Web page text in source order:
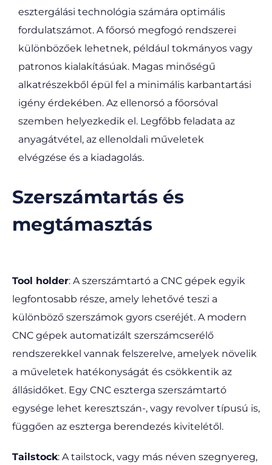
esztergálási technológia számára optimális
fordulatszámot. A főorsó megfogó rendszerei
különbözőek lehetnek, például tokmányos vagy
patronos kialakításúak. Magas minőségű
alkatrészekből épül fel a minimális karbantartási
igény érdekében. Az ellenorsó a főorsóval
szemben helyezkedik el. Legfőbb feladata az
anyagátvétel, az ellenoldali műveletek
elvégzése és a kiadagolás.
Szerszámtartás és
megtámasztás
Tool holder: A szerszámtartó a CNC gépek egyik
legfontosabb része, amely lehetővé teszi a
különböző szerszámok gyors cseréjét. A modern
CNC gépek automatizált szerszámcserélő
rendszerekkel vannak felszerelve, amelyek növelik
a műveletek hatékonyságát és csökkentik az
állásidőket. Egy CNC eszterga szerszámtartó
egysége lehet keresztszán-, vagy revolver típusú is,
függően az eszterga berendezés kivitelétől.
Tailstock: A tailstock, vagy más néven szegnyereg,